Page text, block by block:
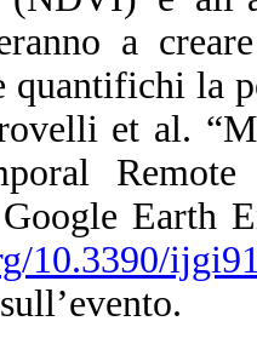
a
la
et al.
Earth
10.3390/